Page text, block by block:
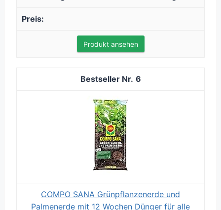
Produkt ansehen
6
COMPO SANA Grünpflanzenerde und
Palmenerde mit 12 Wochen Dünger für alle